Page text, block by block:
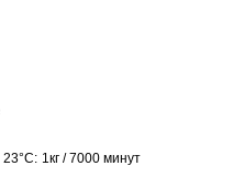
23°C: 1кг / 7000 минут